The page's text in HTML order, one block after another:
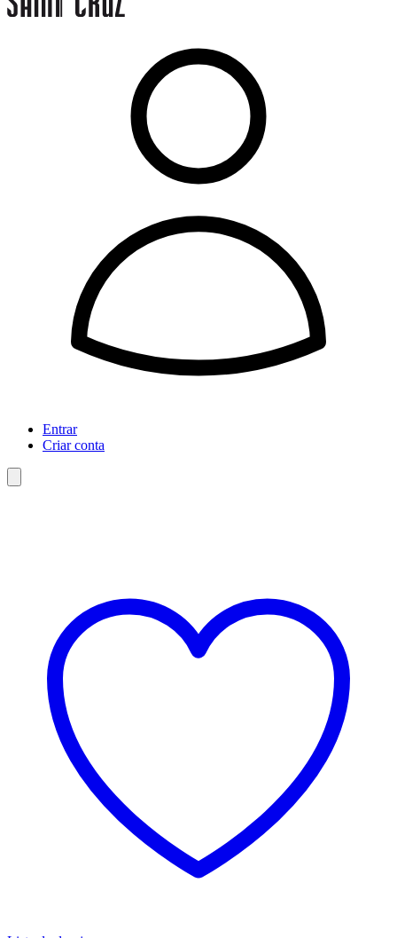
Entrar
Criar conta